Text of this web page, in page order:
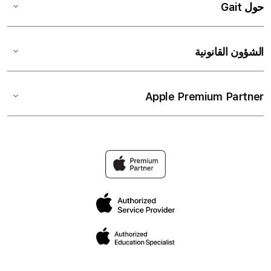
حول Gait
الشؤون القانونية
Apple Premium Partner